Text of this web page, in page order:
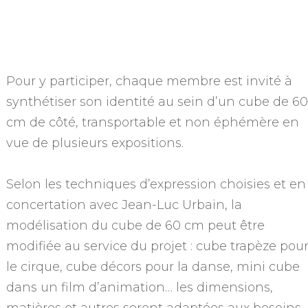
Pour y participer, chaque membre est invité à
synthétiser son identité au sein d’un cube de 60
cm de côté, transportable et non éphémère en
vue de plusieurs expositions.
Selon les techniques d’expression choisies et en
concertation avec Jean-Luc Urbain, la
modélisation du cube de 60 cm peut être
modifiée au service du projet : cube trapèze pour
le cirque, cube décors pour la danse, mini cube
dans un film d’animation… les dimensions,